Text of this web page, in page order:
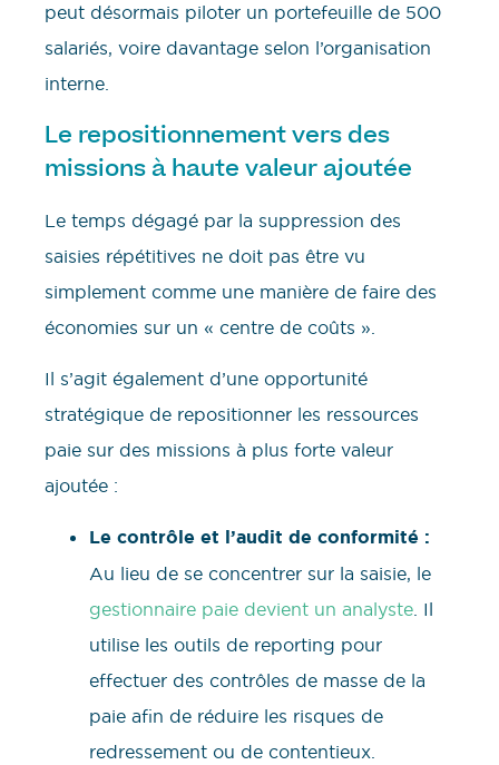
peut désormais piloter un portefeuille de 500
salariés, voire davantage selon l’organisation
interne.
Le repositionnement vers des
missions à haute valeur ajoutée
Le temps dégagé par la suppression des
saisies répétitives ne doit pas être vu
simplement comme une manière de faire des
économies sur un « centre de coûts ».
Il s’agit également d’une opportunité
stratégique de repositionner les ressources
paie sur des missions à plus forte valeur
ajoutée :
Le contrôle et l’audit de conformité :
Au lieu de se concentrer sur la saisie, le
gestionnaire paie devient un analyste. Il
utilise les outils de reporting pour
effectuer des contrôles de masse de la
paie afin de réduire les risques de
redressement ou de contentieux.